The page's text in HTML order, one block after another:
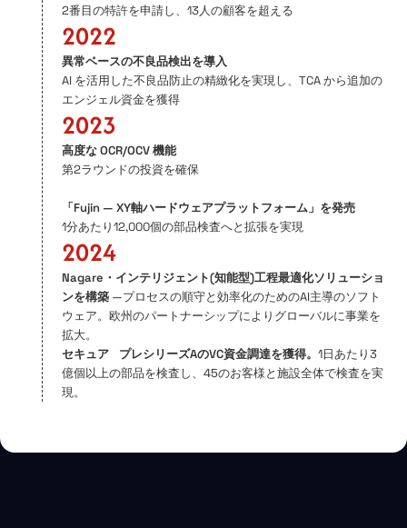
2番目の特許を申請し、13人の顧客を超える
2022
異常ベースの不良品検出を導入
AI を活用した不良品防止の精緻化を実現し、TCA から追加の
エンジェル資金を獲得
2023
高度な OCR/OCV 機能
第2ラウンドの投資を確保
「Fujin — XY軸ハードウェアプラットフォーム」を発売
1分あたり12,000個の部品検査へと拡張を実現
2024
Nagare・インテリジェント(知能型)工程最適化ソリューショ
ンを構築 —プロセスの順守と効率化のためのAI主導のソフト
ウェア。欧州のパートナーシップによりグローバルに事業を
拡大。
セキュア プレシリーズAのVC資金調達を獲得。1日あたり3
億個以上の部品を検査し、45のお客様と施設全体で検査を実
現。